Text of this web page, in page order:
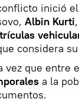
inició
Albin Kurti
considera
vez que entre
a la